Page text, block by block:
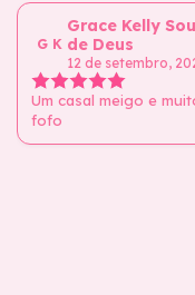
G K
Grace Kelly
de Deus
12 de setembro,
Um casal meigo e
fofo